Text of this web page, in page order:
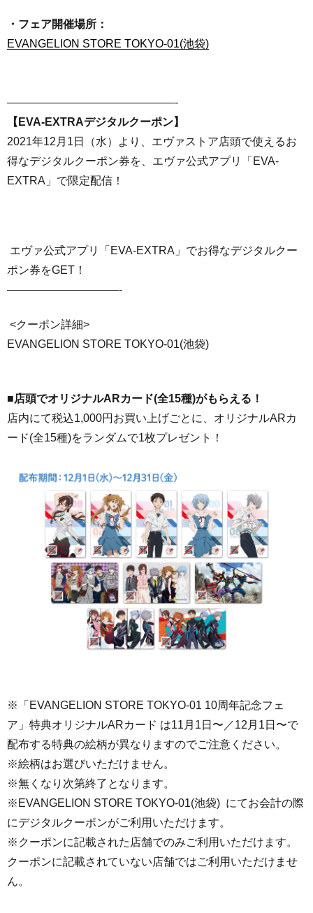
・フェア開催場所：
EVANGELION STORE TOKYO-01(池袋)
———————————————-
【EVA-EXTRAデジタルクーポン】
2021年12月1日（水）より、エヴァストア店頭で使えるお
得なデジタルクーポン券を、エヴァ公式アプリ「EVA-
EXTRA」で限定配信！
エヴァ公式アプリ「EVA-EXTRA」でお得なデジタルクー
ポン券をGET！
——————————-
<クーポン詳細>
EVANGELION STORE TOKYO-01(池袋)
■店頭でオリジナルARカード(全15種)がもらえる！
店内にて税込1,000円お買い上げごとに、オリジナルARカ
ード(全15種)をランダムで1枚プレゼント！
※「EVANGELION STORE TOKYO-01 10周年記念フェ
ア」特典オリジナルARカード は11月1日〜／12月1日〜で
配布する特典の絵柄が異なりますのでご注意ください。
※絵柄はお選びいただけません。
※無くなり次第終了となります。
※EVANGELION STORE TOKYO-01(池袋) にてお会計の際
にデジタルクーポンがご利用いただけます。
※クーポンに記載された店舗でのみご利用いただけます。
クーポンに記載されていない店舗ではご利用いただけませ
ん。